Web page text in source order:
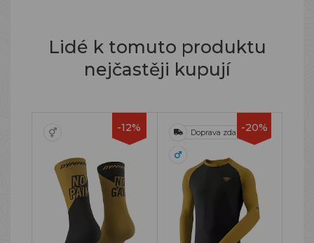
Lidé k tomuto produktu
nejčastěji kupují
-12% -20%
Doprava zdarma